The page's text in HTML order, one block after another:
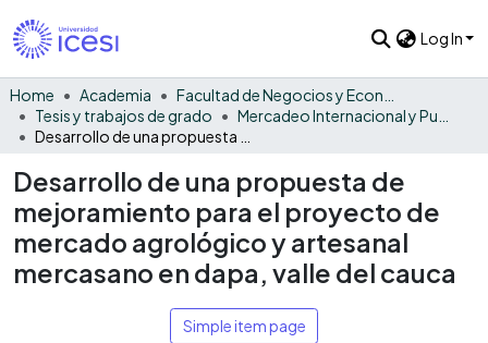
Log In
Home Academia
Tesis y trabajos de grado
Desarrollo de una propuesta de
mejoramiento para el proyecto de
mercado agrológico y artesanal
mercasano en dapa, valle del cauca
Simple item page